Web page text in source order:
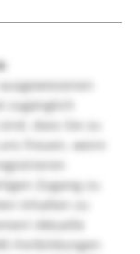
dass Sie zu
freuen, wenn
Zugang zu
Inhalten zu
Aktuelle
Fortbildungen